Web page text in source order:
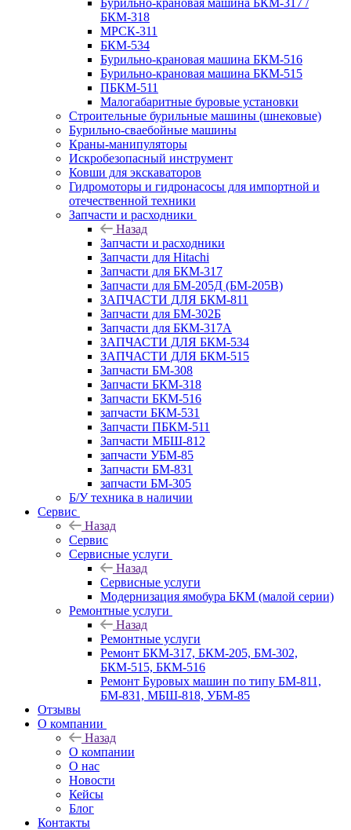
Бурильно-крановая машина БКМ-317 /
БКМ-318
МРСК-311
БКМ-534
Бурильно-крановая машина БКМ-516
Бурильно-крановая машина БКМ-515
ПБКМ-511
Малогабаритные буровые установки
Строительные бурильные машины (шнековые)
Бурильно-сваебойные машины
Краны-манипуляторы
Искробезопасный инструмент
Ковши для экскаваторов
Гидромоторы и гидронасосы для импортной и
отечественной техники
Запчасти и расходники
Назад
Запчасти и расходники
Запчасти для Hitachi
Запчасти для БКМ-317
Запчасти для БМ-205Д (БМ-205В)
ЗАПЧАСТИ ДЛЯ БКМ-811
Запчасти для БМ-302Б
Запчасти для БКМ-317А
ЗАПЧАСТИ ДЛЯ БКМ-534
ЗАПЧАСТИ ДЛЯ БКМ-515
Запчасти БМ-308
Запчасти БКМ-318
Запчасти БКМ-516
запчасти БКМ-531
Запчасти ПБКМ-511
Запчасти МБШ-812
запчасти УБМ-85
Запчасти БМ-831
запчасти БМ-305
Б/У техника в наличии
Сервис
Назад
Сервис
Сервисные услуги
Назад
Сервисные услуги
Модернизация ямобура БКМ (малой серии)
Ремонтные услуги
Назад
Ремонтные услуги
Ремонт БКМ-317, БКМ-205, БМ-302,
БКМ-515, БКМ-516
Ремонт Буровых машин по типу БМ-811,
БМ-831, МБШ-818, УБМ-85
Отзывы
О компании
Назад
О компании
О нас
Новости
Кейсы
Блог
Контакты